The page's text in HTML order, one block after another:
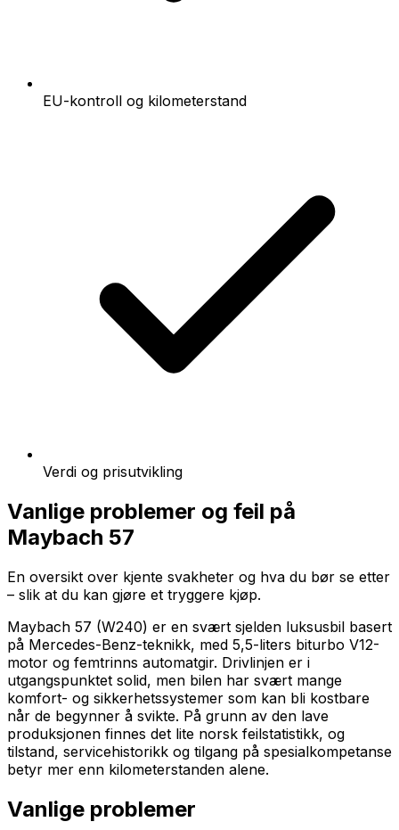
EU-kontroll og kilometerstand
Verdi og prisutvikling
Vanlige problemer og feil på
Maybach 57
En oversikt over kjente svakheter og hva du bør se etter
– slik at du kan gjøre et tryggere kjøp.
Maybach 57 (W240) er en svært sjelden luksusbil basert
på Mercedes-Benz-teknikk, med 5,5-liters biturbo V12-
motor og femtrinns automatgir. Drivlinjen er i
utgangspunktet solid, men bilen har svært mange
komfort- og sikkerhetssystemer som kan bli kostbare
når de begynner å svikte. På grunn av den lave
produksjonen finnes det lite norsk feilstatistikk, og
tilstand, servicehistorikk og tilgang på spesialkompetanse
betyr mer enn kilometerstanden alene.
Vanlige problemer